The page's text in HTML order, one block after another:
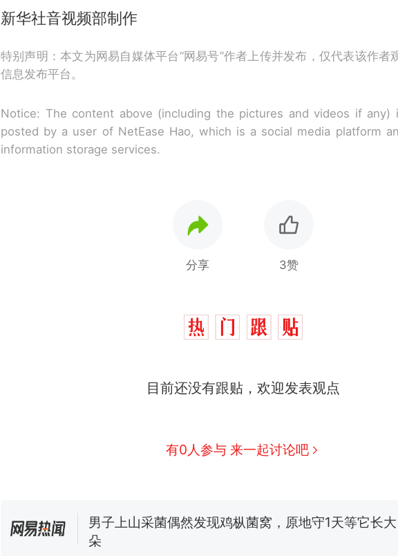
新华社音视频部制作
特别声明：本文为网易自媒体平台“网易号”作者上传并发布，仅代表该作者
信息发布平台。
Notice: The content above (including the pictures and videos if any)
posted by a user of NetEase Hao, which is a social media platform
information storage services.
分享 3赞
目前还没有跟贴，欢迎发表观点
有0人参与 来一起讨论吧
那个在床头放菜刀的女孩，因老师一句“跟我回家
男子上山采菌偶然发现鸡枞菌窝，原地守1天等它长
朵